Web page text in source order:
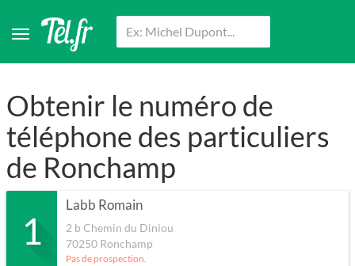
Obtenir le numéro de
téléphone des particuliers
de Ronchamp
1
Labb Romain
2 b Chemin du Diniou
70250 Ronchamp
Pas de prospection.